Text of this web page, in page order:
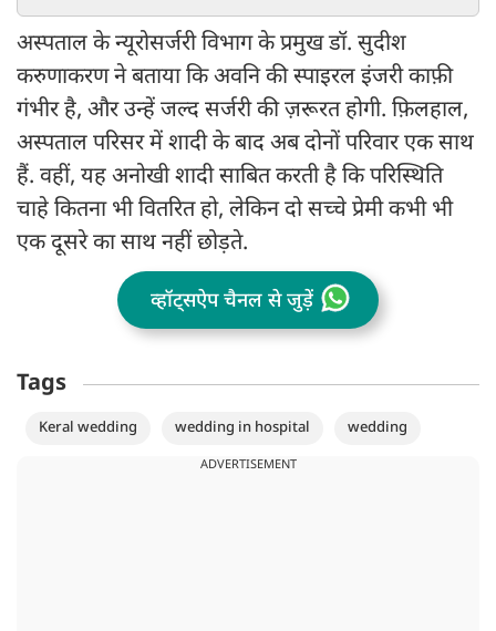
अस्पताल के न्यूरोसर्जरी विभाग के प्रमुख डॉ. सुदीश
करुणाकरण ने बताया कि अवनि की स्पाइरल इंजरी काफ़ी
गंभीर है, और उन्हें जल्द सर्जरी की ज़रूरत होगी. फ़िलहाल,
अस्पताल परिसर में शादी के बाद अब दोनों परिवार एक साथ
हैं. वहीं, यह अनोखी शादी साबित करती है कि परिस्थिति
चाहे कितना भी वितरित हो, लेकिन दो सच्चे प्रेमी कभी भी
एक दूसरे का साथ नहीं छोड़ते.
व्हॉट्सऐप चैनल से जुड़ें
Tags
Keral wedding wedding in hospital wedding
ADVERTISEMENT